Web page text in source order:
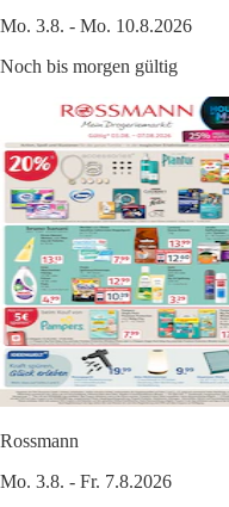
Mo. 3.8. - Mo. 10.8.2026
Noch bis morgen gültig
Rossmann
Mo. 3.8. - Fr. 7.8.2026